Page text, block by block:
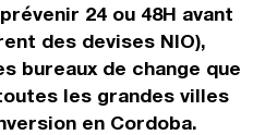
24 ou 48H avant
des devises NIO),
bureaux de change que
les grandes villes
en Cordoba.